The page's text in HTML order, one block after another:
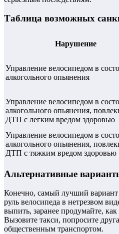
Таблица возможных
Нарушение
Управление велосипедом в
алкогольного опьянения
Управление велосипедом в
алкогольного опьянения,
ДТП с легким вредом здоровью
Управление велосипедом в
алкогольного опьянения,
ДТП с тяжким вредом здоровью
Альтернативные
Конечно, самый лучший вариант
руль велосипеда в нетрезвом
выпить, заранее продумайте,
Вызовите такси, попросите
общественным транспортом.